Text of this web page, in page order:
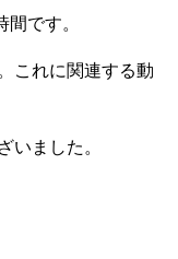
です。
これに関連する動
いました。